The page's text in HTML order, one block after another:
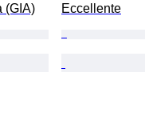
(GIA)
Eccellente